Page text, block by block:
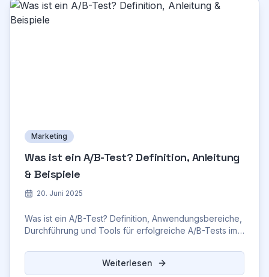
Marketing
Was ist ein A/B-Test? Definition, Anleitung
& Beispiele
20. Juni 2025
Was ist ein A/B-Test? Definition, Anwendungsbereiche,
Durchführung und Tools für erfolgreiche A/B-Tests im
Weiterlesen